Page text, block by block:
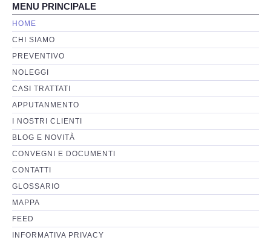
Perizia Basi di Dati
Perizia Immagini e Video
Perzia su Software/Programmi
Perizia Fonica e Trascrizioni
Perizia su Social Network
Perizia Web Reputation
Perizia Host e Mainframe
Perizia Contratti ICT
MENU PRINCIPALE
HOME
CHI SIAMO
PREVENTIVO
NOLEGGI
CASI TRATTATI
APPUTANMENTO
I NOSTRI CLIENTI
BLOG E NOVITÀ
CONVEGNI E DOCUMENTI
CONTATTI
GLOSSARIO
MAPPA
FEED
INFORMATIVA PRIVACY